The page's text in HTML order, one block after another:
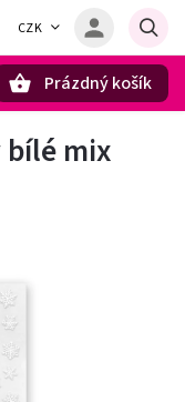
CZK
Prázdný košík
bílé mix